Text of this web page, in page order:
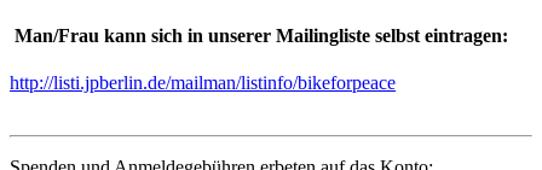
Man/Frau kann sich in unserer Mailingliste selbst eintragen:
http://listi.jpberlin.de/mailman/listinfo/bikeforpeace